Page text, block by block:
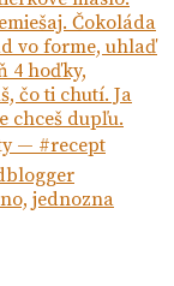
jednozna